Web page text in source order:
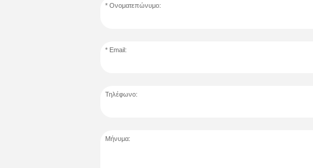
Ονοματεπώνυμο:
Email:
Τηλέφωνο:
Μήνυμα: